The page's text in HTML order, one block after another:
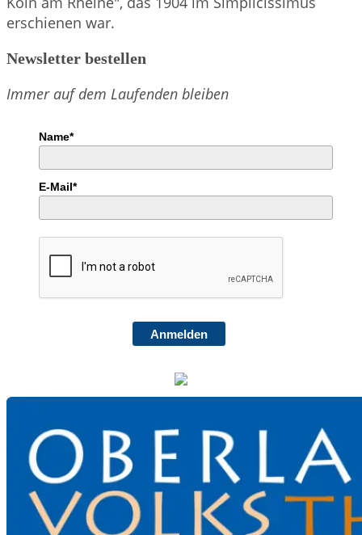
erschienen war.
Newsletter bestellen
Immer auf dem Laufenden bleiben
Name*
E-Mail*
Anmelden